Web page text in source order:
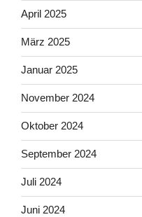
April 2025
März 2025
Januar 2025
November 2024
Oktober 2024
September 2024
Juli 2024
Juni 2024